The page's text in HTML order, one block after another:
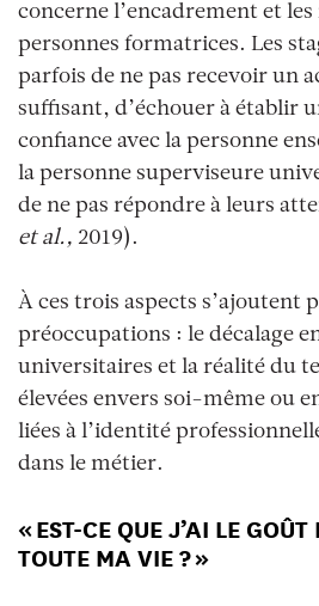
concerne l’encadrement et les
personnes formatrices. Les
parfois de ne pas recevoir un
suffisant, d’échouer à établir
confiance avec la personne
la personne superviseure
de ne pas répondre à leurs
et al., 2019).
À ces trois aspects s’ajoutent
préoccupations : le décalage
universitaires et la réalité du
élevées envers soi-même ou
liées à l’identité
dans le métier.
« EST-CE QUE J’AI LE
TOUTE MA VIE ? »